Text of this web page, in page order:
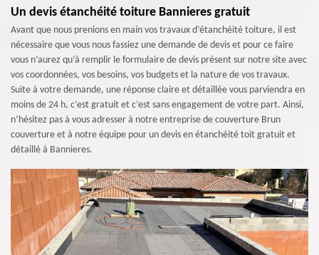
Un devis étanchéité toiture Bannieres gratuit
Avant que nous prenions en main vos travaux d’étanchéité toiture, il est
nécessaire que vous nous fassiez une demande de devis et pour ce faire
vous n’aurez qu’à remplir le formulaire de devis présent sur notre site avec
vos coordonnées, vos besoins, vos budgets et la nature de vos travaux.
Suite à votre demande, une réponse claire et détaillée vous parviendra en
moins de 24 h, c’est gratuit et c’est sans engagement de votre part. Ainsi,
n’hésitez pas à vous adresser à notre entreprise de couverture Brun
couverture et à notre équipe pour un devis en étanchéité toit gratuit et
détaillé à Bannieres.